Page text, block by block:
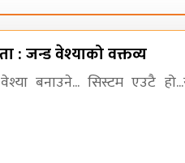
: जन्ड वेश्याको वक्तव्य
बनाउने... सिस्टम एउटै